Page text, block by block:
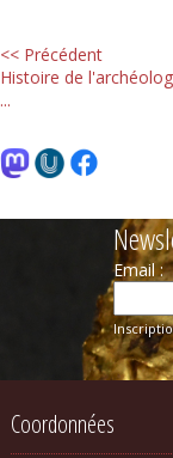
<< Précédent
Histoire de
...
Email :
Coordonnées